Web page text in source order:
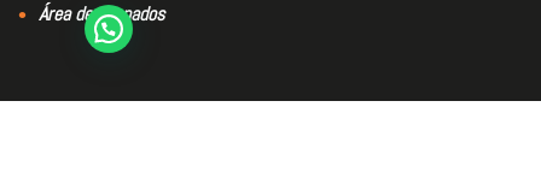
Área de abonados